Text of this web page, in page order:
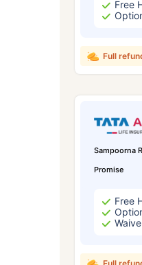
Free
Full
Sampoorna
Promise
Free